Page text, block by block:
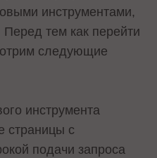
инструментами,
Перед тем как перейти
следующие
инструмента
страницы с
подачи запроса